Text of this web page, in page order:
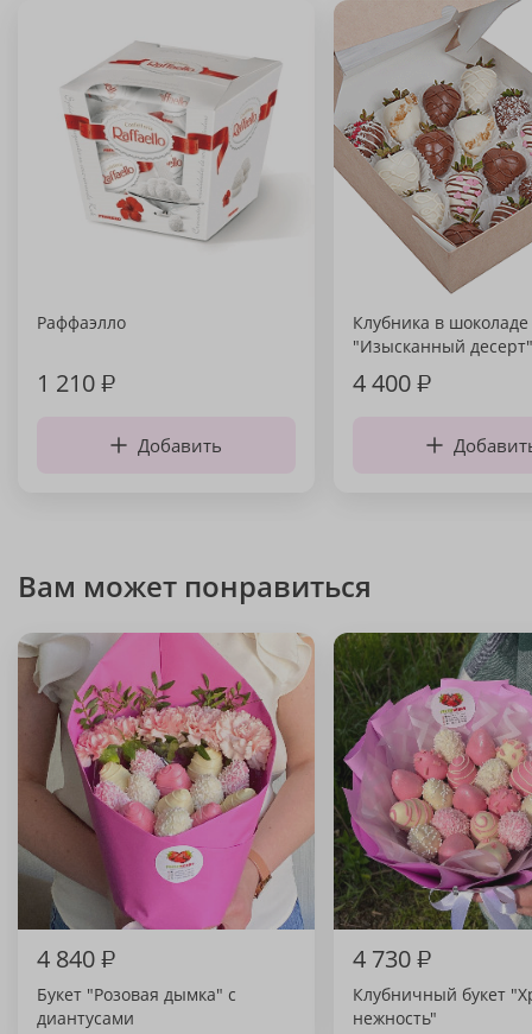
Раффаэлло
1 210₽
Добавить
Клубника в шоколаде
"Изысканный десерт"
4 400₽
Вам может понравиться
4 840₽
Букет "Розовая дымка" с
диантусами
4 730₽
Клубничный букет
нежность"